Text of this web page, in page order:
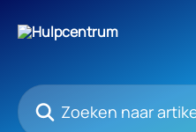
Zoeken naar artikelen ...